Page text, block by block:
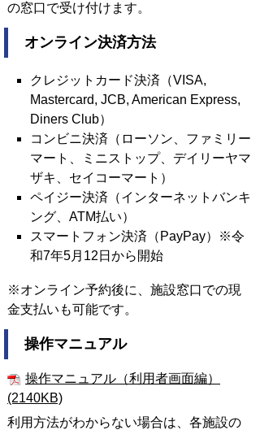
の窓口で受け付けます。
オンライン決済方法
クレジットカード決済（VISA,
Mastercard, JCB, American Express,
Diners Club）
コンビニ決済（ローソン、ファミリー
マート、ミニストップ、デイリーヤマ
ザキ、セイコーマート）
ペイジー決済（インターネットバンキ
ング、ATM払い）
スマートフォン決済（PayPay）※令
和7年5月12日から開始
※オンライン予約後に、施設窓口での現
金支払いも可能です。
操作マニュアル
操作マニュアル（利用者画面編）
(2140KB)
利用方法がわからない場合は、各施設の